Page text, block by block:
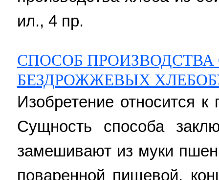
ил., 4 пр.
СПОСОБ
БЕЗДРОЖЖЕВЫХ
Изобретение относится
Сущность способа
замешивают из муки
поваренной пищевой,